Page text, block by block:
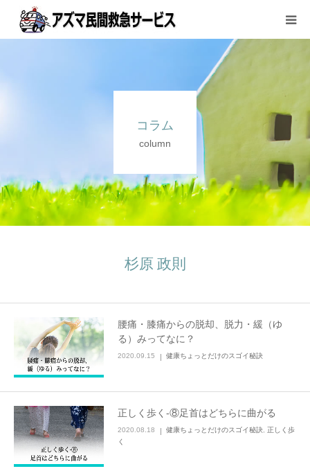
コラム
column
杉原 政則
腰痛・膝痛からの脱却、脱力・緩（ゆ
る）みってなに？
2020.09.15 健康ちょっとだけのスゴイ秘訣
正しく歩く-⑧足首はどちらに曲がる
2020.08.18 健康ちょっとだけのスゴイ秘訣, 正しく歩
く
お問い合わせ